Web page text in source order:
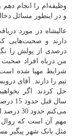
وظیفه‌ام را انجام
و در اینطور مسائل
عالیشاه در مورد
دارند و صحبت‌هایی
درصدی از پولش را
من درباه افراد
شرایط مهیا شده است
تیم را دارند. آقای
می‌کنم
مهم آن است که روال
مثل بانک شهر پیگیر